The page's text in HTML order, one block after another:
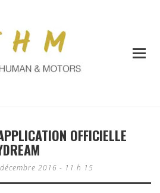
OFFICIELLE
2016 - 11 h 15